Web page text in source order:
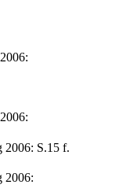
2006: S.15 f.
2006: